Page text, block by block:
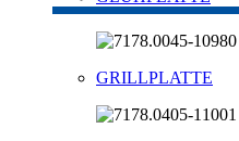
GRILLPLATTE